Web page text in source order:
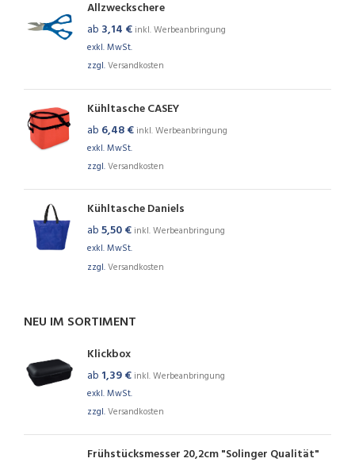
Allzweckschere
ab 3,14 € inkl. Werbeanbringung
exkl. MwSt.
zzgl.Versandkosten
Kühltasche CASEY
ab 6,48€ inkl. Werbeanbringung
exkl. MwSt.
zzgl.Versandkosten
Kühltasche Daniels
ab5,50€ inkl. Werbeanbringung
exkl. MwSt.
zzgl.Versandkosten
NEU IM SORTIMENT
Klickbox
ab 1,39€ inkl. Werbeanbringung
exkl. MwSt.
zzgl.Versandkosten
Frühstücksmesser 20,2cm "Solinger Qualität"